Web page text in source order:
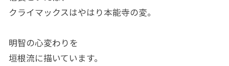
クライマックスはやはり本能寺の変。
明智の心変わりを
垣根流に描いています。